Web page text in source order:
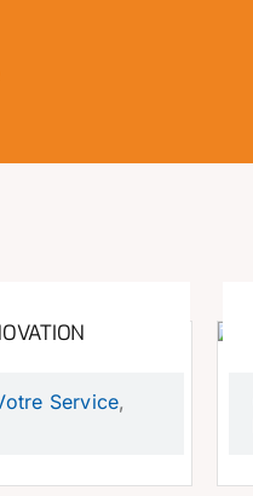
Service,